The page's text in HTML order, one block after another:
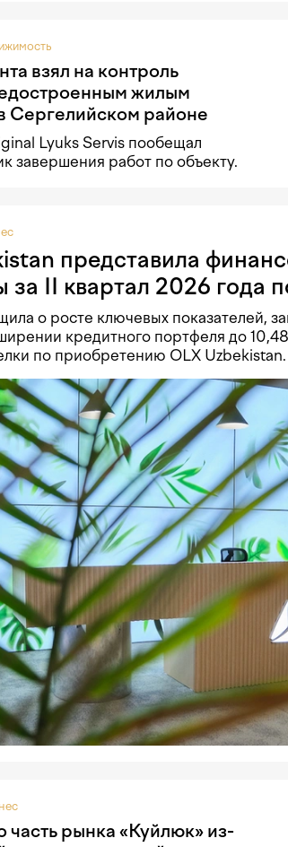
взял на контроль
жилым
Сергелийском районе
Lyuks Servis пообещал
завершения работ по объекту.
представила
за II квартал 2026
о росте ключевых показателей,
кредитного портфеля до
по приобретению OLX Uzbekistan.
рынка «Куйлюк» из-